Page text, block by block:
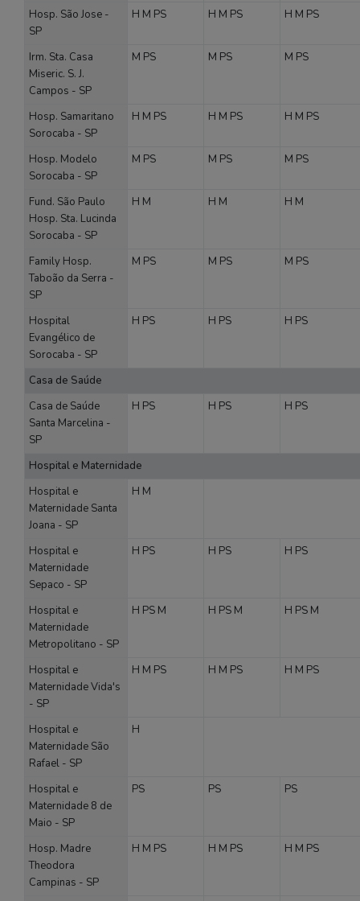
Hosp. São Jose -
SP
H M PS H M PS H M PS
Irm. Sta. Casa
Miseric. S. J.
Campos - SP
M PS M PS M PS
Hosp. Samaritano
Sorocaba - SP
H M PS H M PS H M PS
Hosp. Modelo
Sorocaba - SP
M PS M PS M PS
Fund. São Paulo
Hosp. Sta. Lucinda
Sorocaba - SP
H M H M H M
Family Hosp.
Taboão da Serra -
SP
M PS M PS M PS
Hospital
Evangélico de
Sorocaba - SP
H PS H PS H PS
Casa de Saúde
Casa de Saúde
Santa Marcelina -
SP
H PS H PS H PS
Hospital e Maternidade
Hospital e
Maternidade Santa
Joana - SP
H M
Hospital e
Maternidade
Sepaco - SP
H PS H PS H PS
Hospital e
Maternidade
Metropolitano - SP
H PS M H PS M H PS M
Hospital e
Maternidade Vida's
- SP
H M PS H M PS H M PS
Hospital e
Maternidade São
Rafael - SP
H
Hospital e
Maternidade 8 de
Maio - SP
PS PS PS
Hosp. Madre
Theodora
Campinas - SP
H M PS H M PS H M PS